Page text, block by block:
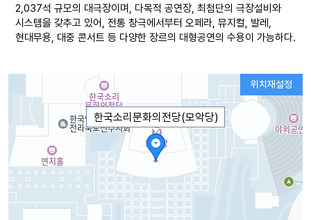
2,037석 규모의 대극장이며, 다목적 공연장, 최첨단의 극장설비와
시스템을 갖추고 있어, 전통 창극에서부터 오페라, 뮤지컬, 발레,
현대무용, 대중 콘서트 등 다양한 장르의 대형공연의 수용이 가능하다.
한국소리문화의전당(모악당)
위치재설정